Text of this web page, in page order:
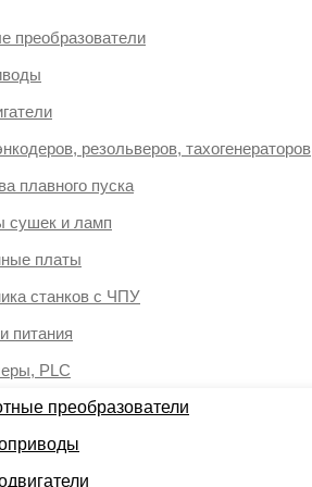
преобразователи
резольверов, тахогенераторов
плавного пуска
сушек и ламп
платы
станков с ЧПУ
питания
PLC
преобразователи